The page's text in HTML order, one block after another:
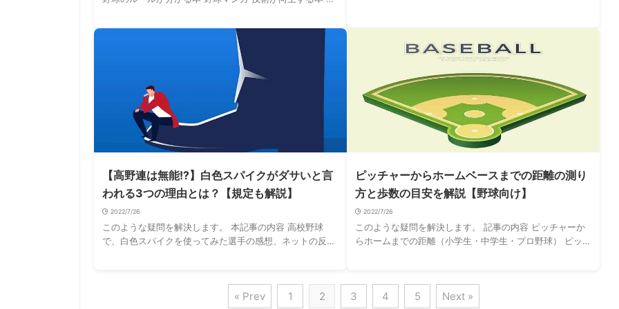
道、笑える野球マンガについても紹介します …
【高野連は無能!?】白色スパイクがダサいと言
われる3つの理由とは？【規定も解説】
2022/7/26
このような疑問を解決します。 本記事の内容 高校野球
で、白色スパイクを使ってみた選手の感想、ネットの反応
ピッチャーからホームベースまでの距離の測り
方と歩数の目安を解説【野球向け】
2022/7/26
このような疑問を解決します。 記事の内容 ピッチャーか
らホームまでの距離（小学生・中学生・プロ野球） ピッチ
« Prev 1 2 3 4 5 Next »